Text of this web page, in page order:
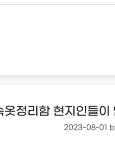
옷정리함 현지인들
2023-08-01